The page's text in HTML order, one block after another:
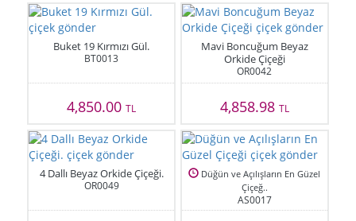
Buket 19 Kırmızı Gül.
BT0013
4,850.00TL
Mavi Boncuğum Beyaz
Orkide Çiçeği
OR0042
4,858.98 TL
4 Dallı Beyaz Orkide Çiçeği.
OR0049
Düğün ve Açılışların En Güzel
Çiçeğ..
AS0017